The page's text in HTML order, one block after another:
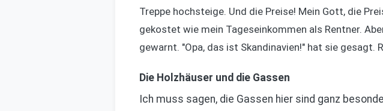
Treppe hochsteige. Und die Preise! Mein Gott, die
gekostet wie mein Tageseinkommen als Rentner.
gewarnt. "Opa, das ist Skandinavien!" hat sie gesagt.
Die Holzhäuser und die Gassen
Ich muss sagen, die Gassen hier sind ganz